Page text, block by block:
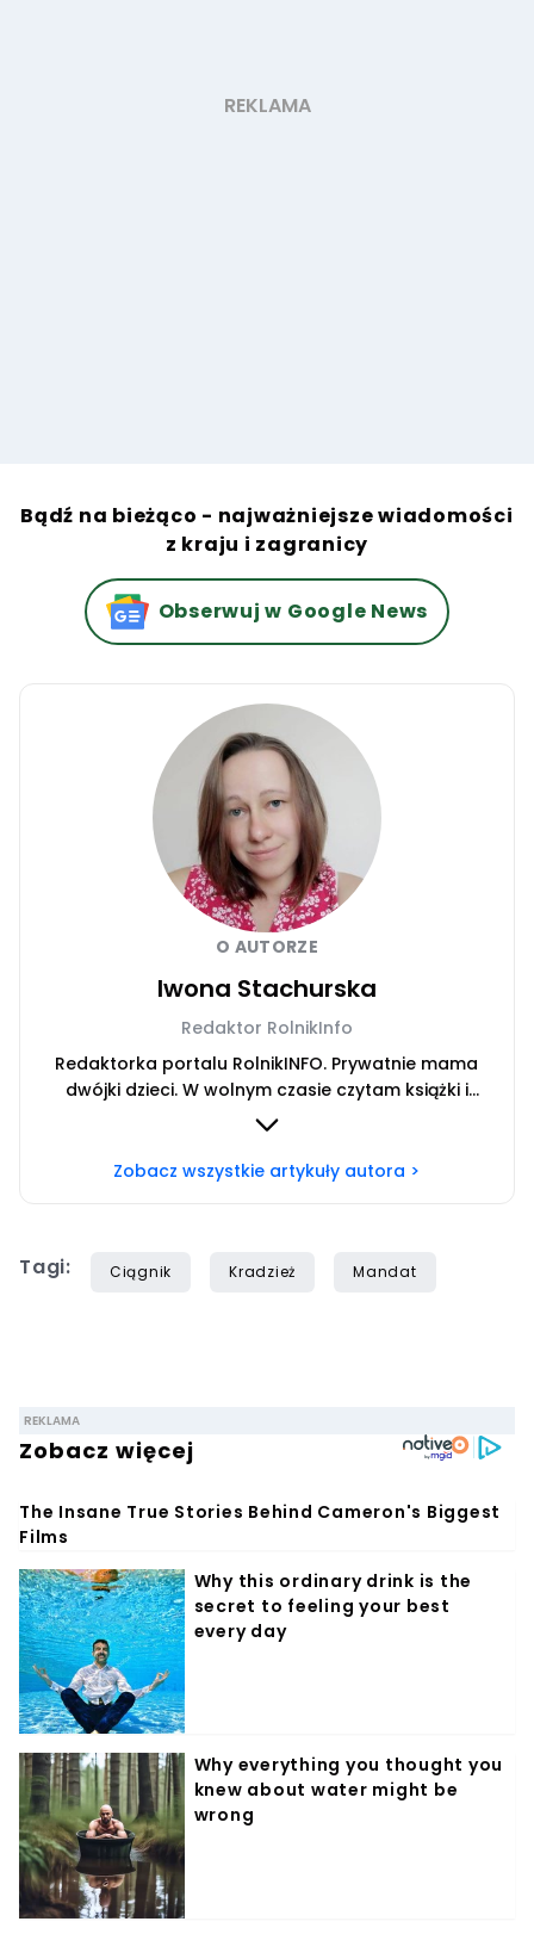
Bądź na bieżąco - najważniejsze wiadomości
z kraju i zagranicy
Obserwuj w Google News
O AUTORZE
Iwona Stachurska
Redaktor RolnikInfo
Redaktorka portalu RolnikINFO. Prywatnie mama
dwójki dzieci. W wolnym czasie czytam książki i
słucham audiobooków.
Zobacz wszystkie artykuły autora >
Tagi: Ciągnik Kradzież Mandat